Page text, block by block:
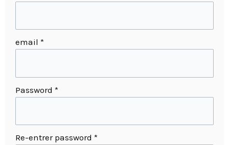
email *
Password *
Re-entrer password *